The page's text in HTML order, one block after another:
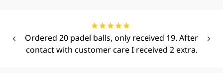
Ordered 20 padel balls, only received 19. After
contact with customer care I received 2 extra.